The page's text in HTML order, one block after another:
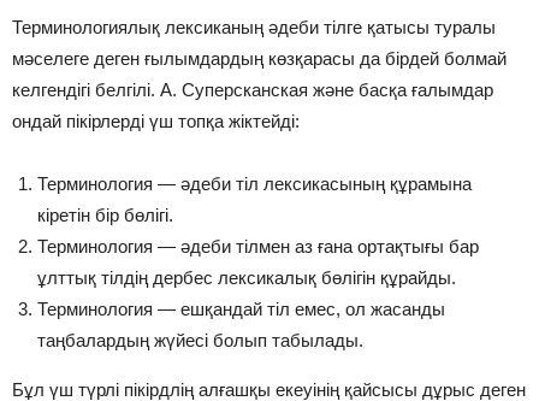
Терминологиялық лексиканың әдеби тілге қатысы туралы
мәселеге деген ғылымдардың көзқарасы да бірдей болмай
келгендігі белгілі. А. Суперсканская және басқа ғалымдар
ондай пікірлерді үш топқа жіктейді:
Терминология — әдеби тіл лексикасының құрамына
кіретін бір бөлігі.
Терминология — әдеби тілмен аз ғана ортақтығы бар
ұлттық тілдің дербес лексикалық бөлігін құрайды.
Терминология — ешқандай тіл емес, ол жасанды
таңбалардың жүйесі болып табылады.
Бұл үш түрлі пікірдлің алғашқы екеуінің қайсысы дұрыс деген